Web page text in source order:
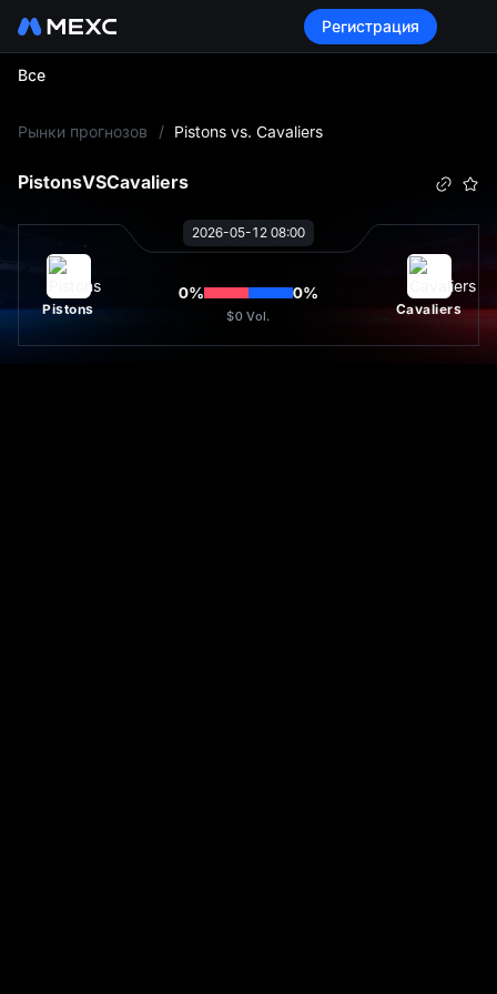
Регистрация
Все
Рынки прогнозов / Pistons vs. Cavaliers
PistonsVSCavaliers
2026-05-12 08:00
Pistons
0% 0%
$0 Vol. Cavaliers